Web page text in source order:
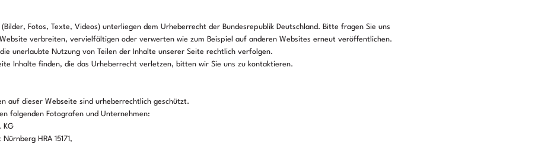
Fotos, Texte, Videos) unterliegen dem Urheberrecht der Bundesrepublik Deutschland. Bitte fragen Sie uns
verbreiten, vervielfältigen oder verwerten wie zum Beispiel auf anderen Websites erneut veröffentlichen.
unerlaubte Nutzung von Teilen der Inhalte unserer Seite rechtlich verfolgen.
Inhalte finden, die das Urheberrecht verletzen, bitten wir Sie uns zu kontaktieren.
auf dieser Webseite sind urheberrechtlich geschützt.
folgenden Fotografen und Unternehmen:
KG
HRA 15171,